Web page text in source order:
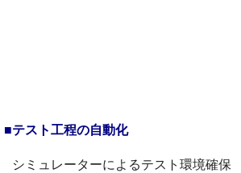
■テスト工程の自動化
シミュレーターによるテスト環境確保